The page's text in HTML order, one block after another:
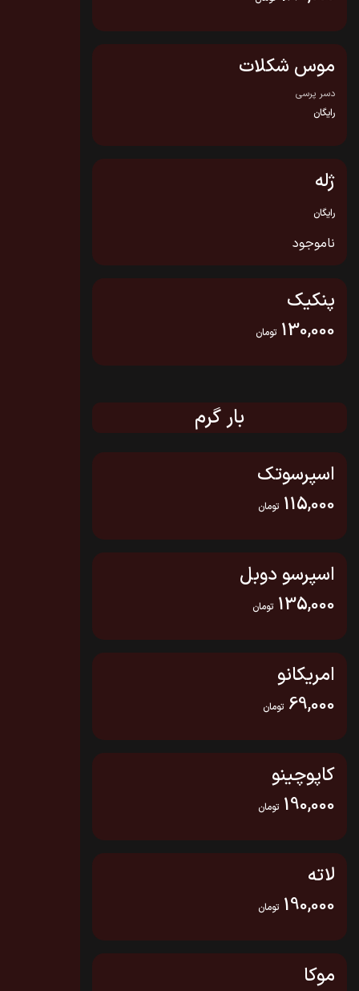
موس شکلات
دسر پرسی
رایگان
ژله
رایگان
ناموجود
پنکیک
130,000 تومان
بار گرم
اسپرسوتک
115,000 تومان
اسپرسو دوبل
135,000 تومان
امریکانو
69,000 تومان
کاپوچینو
190,000 تومان
لاته
190,000 تومان
موکا